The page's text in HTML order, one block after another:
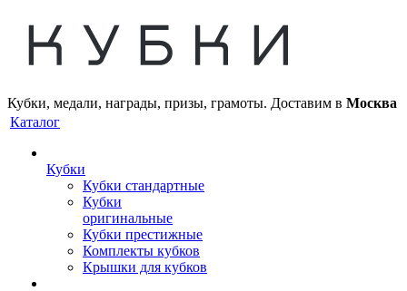
Кубки, медали, награды, призы, грамоты. Доставим в Москва
Каталог
Кубки
Кубки стандартные
Кубки
оригинальные
Кубки престижные
Комплекты кубков
Крышки для кубков